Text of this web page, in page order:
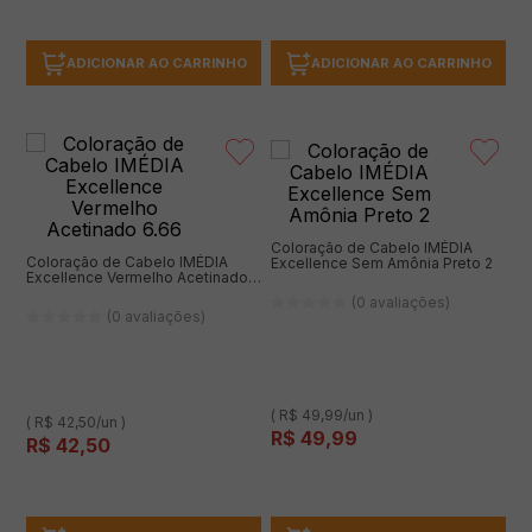
ADICIONAR AO CARRINHO ADICIONAR AO CARRINHO
Coloração de Cabelo IMÉDIA
Excellence Vermelho Acetinado
(0 avaliações)
( R$ 42,50/un )
R$ 42,50
Coloração de Cabelo IMÉDIA
Excellence Sem Amônia Preto 2
(0 avaliações)
( R$ 49,99/un )
R$ 49,99